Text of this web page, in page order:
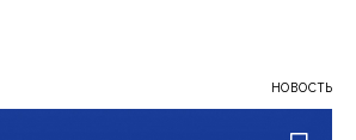
НОВОСТЬ